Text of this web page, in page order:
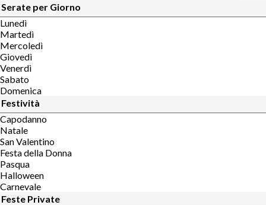
Serate per Giorno
Lunedì
Martedì
Mercoledì
Giovedì
Venerdì
Sabato
Domenica
Festività
Capodanno
Natale
San Valentino
Festa della Donna
Pasqua
Halloween
Carnevale
Feste Private